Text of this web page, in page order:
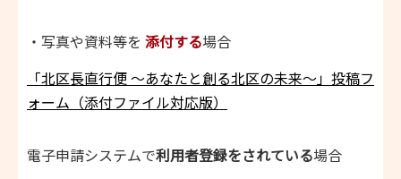
・写真や資料等を 添付する場合
「北区長直行便 ～あなたと創る北区の未来～」投稿フ
ォーム（添付ファイル対応版）
電子申請システムで利用者登録をされている場合